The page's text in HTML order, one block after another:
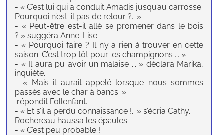
- « C’est lui qui a conduit Amadis jusqu’au carrosse.
Pourquoi n’est-il pas de retour ?.. »
- « Peut-être est-il allé se promener dans le bois
? » suggéra Anne-Lise.
- « Pourquoi faire ? Il n’y a rien à trouver en cette
saison. C’est trop tôt pour les champignons ... »
- « Il aura pu avoir un malaise ... » déclara Marika,
inquiète.
- « Mais il aurait appelé lorsque nous sommes
passés avec le char à bancs. »
répondit Follenfant.
- « Et s’il a perdu connaissance !.. » s’écria Cathy.
Rochereau haussa les épaules.
- « C’est peu probable !